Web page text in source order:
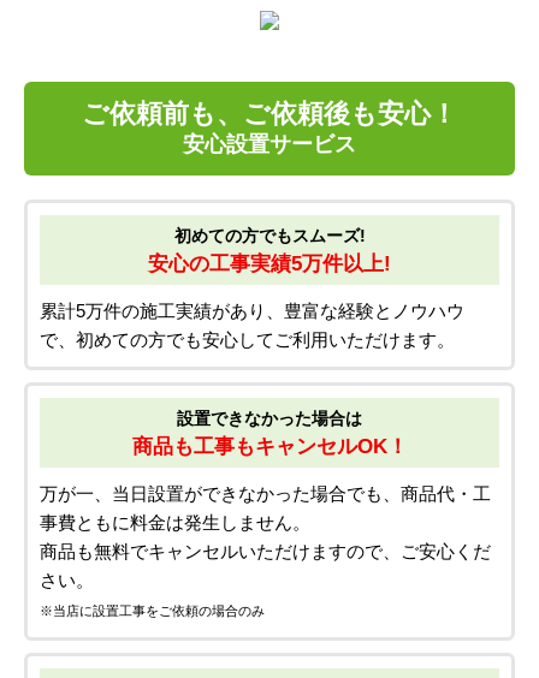
ご依頼前も、ご依頼後も安心！
安心設置サービス
初めての方でもスムーズ!
安心の工事実績5万件以上!
累計5万件の施工実績があり、豊富な経験とノウハウ
で、初めての方でも安心してご利用いただけます。
設置できなかった場合は
商品も工事もキャンセルOK！
万が一、当日設置ができなかった場合でも、商品代・工
事費ともに料金は発生しません。
商品も無料でキャンセルいただけますので、ご安心くだ
さい。
※当店に設置工事をご依頼の場合のみ